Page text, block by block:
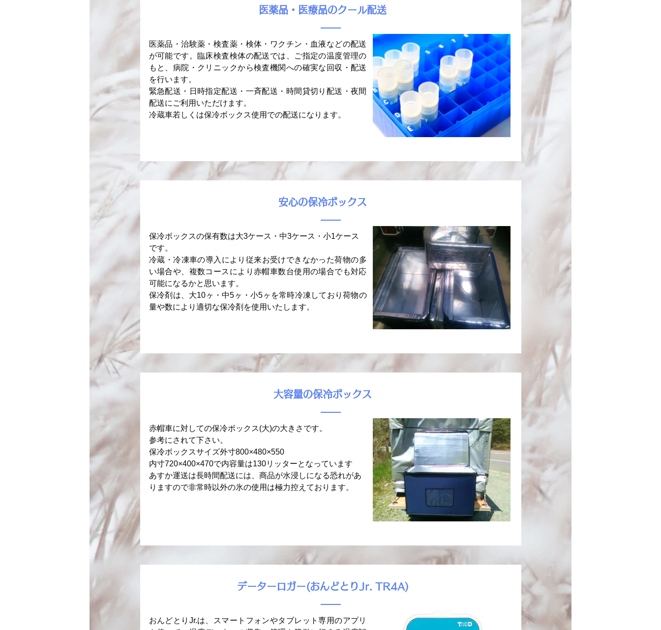
​医薬品・医療品のクール配送
医薬品・治験薬・検査薬・検体・ワクチン・血液などの配送
が可能です。臨床検査検体の配送では、ご指定の温度管理の
もと、病院・クリニックから検査機関への確実な回収・配送
を行います。
緊急配送・日時指定配送・一斉配送・時間貸切り配送・夜間
配送にご利用いただけます。
​冷蔵車若しくは保冷ボックス使用での配送になります。
​安心の保冷ボックス
保冷ボックスの保有数は大3ケース・中3ケース・小1ケース
です。
​冷蔵・冷凍車の導入により従来お受けできなかった荷物の多
い場合や、複数コースにより赤帽車数台使用の場合でも対応
可能になるかと思います。
​保冷剤は、大10ヶ・中5ヶ・小5ヶを常時冷凍しており荷物の
量や数により適切な保冷剤を使用いたします。
​大容量の保冷ボックス
​赤帽車に対しての保冷ボックス(大)の大きさです。
参考にされて下さい。
保冷ボックスサイズ外寸800×480×550
内寸720×400×470で内容量は130リッターとなっています
あすか運送は長時間配送には、商品が水浸しになる恐れがあ
​りますので非常時以外の氷の使用は極力控えております。
​データーロガー(おんどとりJr. TR4A)
おんどとりJr.は、スマートフォンやタブレット専用のアプリ